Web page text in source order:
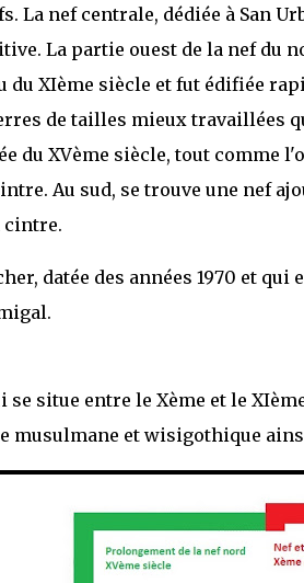
La nef centrale, dédiée à San
La partie ouest de la nef du
du XIème siècle et fut édifiée
de tailles mieux travaillées
du XVème siècle, tout comme
Au sud, se trouve une nef
cintre.
datée des années 1970 et
se situe entre le Xème et le
musulmane et wisigothique